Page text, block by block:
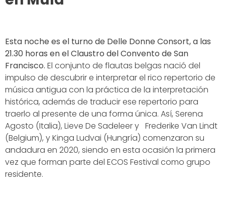
Esta noche es el turno de Delle Donne Consort, a las
21.30 horas en el Claustro del Convento de San
Francisco. El conjunto de flautas belgas nació del
impulso de descubrir e interpretar el rico repertorio de
música antigua con la práctica de la interpretación
histórica, además de traducir ese repertorio para
traerlo al presente de una forma única. Así, Serena
Agosto (Italia), Lieve De Sadeleer y Frederike Van Lindt
(Belgium), y Kinga Ludvai (Hungría) comenzaron su
andadura en 2020, siendo en esta ocasión la primera
vez que forman parte del ECOS Festival como grupo
residente.